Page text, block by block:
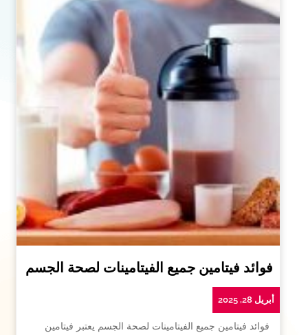
فوائد فيتامين جميع الفيتامينات لصحة الجسم
أبريل 28, 2025
فوائد فيتامين جميع الفيتامينات لصحة الجسم يعتبر فيتامين